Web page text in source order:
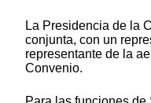
La Presidencia de la
conjunta, con un
representante de la
Convenio.